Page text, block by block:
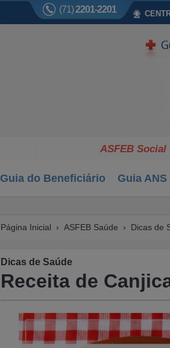
(71)2201-2201
ASFEB Social
Guia do Beneficiário Guia ANS
Página Inicial › ASFEB Saúde › Dicas de
Dicas de Saúde
Receita de